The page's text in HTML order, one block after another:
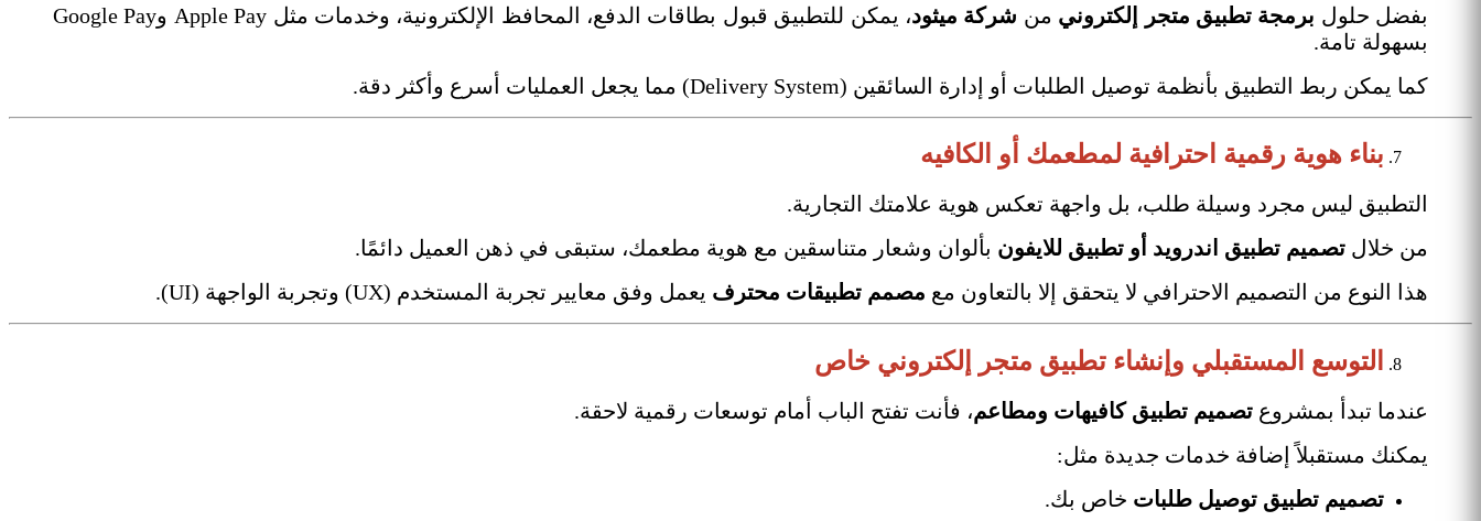
بفضل حلول برمجة تطبيق متجر إلكتروني من شركة ميثود
، يمكن للتطبيق قبول بطاقات الدفع، المحافظ الإلكترونية، وخدمات مثل Apple Pay وGoogle Pay
بسهولة تامة.
كما يمكن ربط التطبيق بأنظمة توصيل الطلبات أو إدارة السائقين (Delivery System) مما يجعل العمليات أسرع وأكثر دقة.
بناء هوية رقمية احترافية لمطعمك أو الكافيه
التطبيق ليس مجرد وسيلة طلب، بل واجهة تعكس هوية علامتك التجارية.
من خلال تصميم تطبيق اندرويد أو تطبيق للايفون بألوان وشعار متناسقين مع هوية مطعمك، ستبقى في ذهن العميل دائمًا.
هذا النوع من التصميم الاحترافي لا يتحقق إلا بالتعاون مع مصمم تطبيقات محترف يعمل وفق معايير تجربة المستخدم (UX) وتجربة الواجهة (UI).
التوسع المستقبلي وإنشاء تطبيق متجر إلكتروني خاص
عندما تبدأ بمشروع تصميم تطبيق كافيهات ومطاعم، فأنت تفتح الباب أمام توسعات رقمية لاحقة.
يمكنك مستقبلاً إضافة خدمات جديدة مثل:
تصميم تطبيق توصيل طلبات خاص بك.